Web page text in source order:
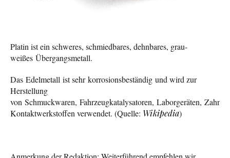
Platin ist ein schweres, schmiedbares, dehnbares, grau-
weißes Übergangsmetall.
Das Edelmetall ist sehr korrosionsbeständig und wird zur
Herstellung
von Schmuckwaren, Fahrzeugkatalysatoren, Laborgeräten,
Kontaktwerkstoffen verwendet. (Quelle: Wikipedia)